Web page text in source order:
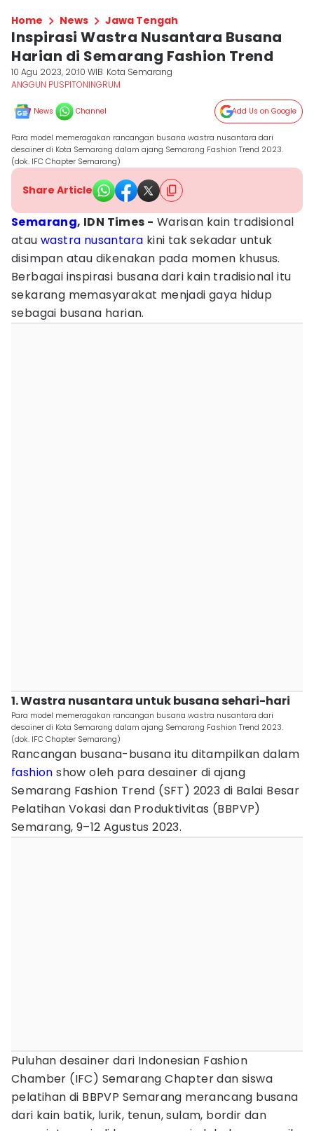
Home News Jawa Tengah
Inspirasi Wastra Nusantara Busana
Harian di Semarang Fashion Trend
10 Agu 2023, 20:10 WIB Kota Semarang
ANGGUN PUSPITONINGRUM
News Channel Add Us on Google
Para model memeragakan rancangan busana wastra nusantara dari
desainer di Kota Semarang dalam ajang Semarang Fashion Trend 2023.
(dok. IFC Chapter Semarang)
Share Article
Semarang, IDN Times - Warisan kain tradisional
atau wastra nusantara kini tak sekadar untuk
disimpan atau dikenakan pada momen khusus.
Berbagai inspirasi busana dari kain tradisional itu
sekarang memasyarakat menjadi gaya hidup
sebagai busana harian.
1. Wastra nusantara untuk busana sehari-hari
Para model memeragakan rancangan busana wastra nusantara dari
desainer di Kota Semarang dalam ajang Semarang Fashion Trend 2023.
(dok. IFC Chapter Semarang)
Rancangan busana-busana itu ditampilkan dalam
fashion show oleh para desainer di ajang
Semarang Fashion Trend (SFT) 2023 di Balai Besar
Pelatihan Vokasi dan Produktivitas (BBPVP)
Semarang, 9–12 Agustus 2023.
Puluhan desainer dari Indonesian Fashion
Chamber (IFC) Semarang Chapter dan siswa
pelatihan di BBPVP Semarang merancang busana
dari kain batik, lurik, tenun, sulam, bordir dan